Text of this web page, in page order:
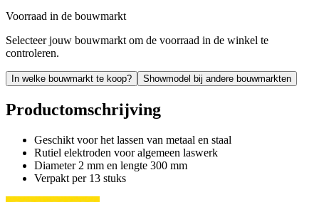
Voorraad in de bouwmarkt
Selecteer jouw bouwmarkt om de voorraad in de winkel te
controleren.
In welke bouwmarkt te koop? Showmodel bij andere bouwmarkten
Productomschrijving
Geschikt voor het lassen van metaal en staal
Rutiel elektroden voor algemeen laswerk
Diameter 2 mm en lengte 300 mm
Verpakt per 13 stuks